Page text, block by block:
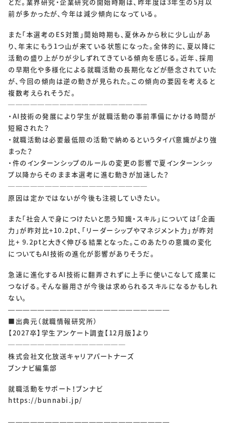
前が多かったが、今年は減少傾向になっている。
また「本選考のES対策」開始時期も、夏休みから秋に少し山があ
り、年末にもう1つ山が来ている状態になった。全体的に、夏以降に
活動の盛り上がりが少しずれてきている傾向を感じる。近年、採用
の早期化や多様化による就職活動の長期化などが懸念されていた
が、今回の傾向は逆の動きが見られた。この傾向の要因を考えると
複数考えられそうだ。
───────────────────
・AI技術の発展により学生が就職活動の事前準備にかける時間が
短縮された？
・就職活動は必要最低限の活動で納めるというタイパ意識がより強
まった？
・件のインターンシップのルールの変更の影響で夏インターンシッ
プ以降からそのまま本選考に進む動きが加速した？
───────────────────
原因は定かではないが今後も注視していきたい。
また「社会人で身につけたいと思う知識・スキル」については「企画
力」が昨対比+10.2pt、「リーダーシップやマネジメント力」が昨対
比+ 9.2ptと大きく伸びる結果となった。このあたりの意識の変化
についてもAI技術の進化が影響がありそうだ。
急速に進化するAI技術に翻弄されずに上手に使いこなして成果に
つなげる。そんな器用さが今後は求められるスキルになるかもしれ
ない。
——————————————————————
■出典元（就職情報研究所）
【2027卒】学生アンケート調査【12月版】より
────────────────
株式会社文化放送キャリアパートナーズ
ブンナビ編集部
就職活動をサポート！ブンナビ
https://bunnabi.jp/
——————————————————————